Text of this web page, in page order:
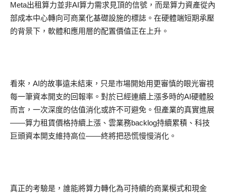
Meta出租算力並非AI算力需求見頂的信號， 而是算力資產從內
部成本中心轉向可商業化基礎設施的標誌。在硬體端短期承壓
的背景下，軟體和應用層的配置價值正在上升。
看來， AI的故事遠未結束 ，只是市場開始用更審慎的眼光審視
每一筆資本開支的回報率。對於已經連續上漲多時的AI硬體股
而言，一次深度的估值消化或許不可避免。但產業的真實進展
——算力租賃價格持續上漲、雲業務backlog持續累積、科技
巨頭資本開支維持高位——終將把恐慌慢慢消化。
真正的考驗是，誰能將算力轉化為可持續的商業模式和現金